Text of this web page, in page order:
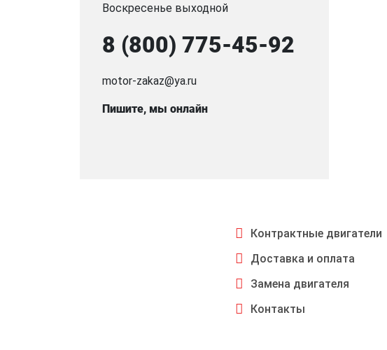
Воскресенье выходной
8 (800) 775-45-92
motor-zakaz@ya.ru
Пишите, мы онлайн
Контрактные двигатели
Доставка и оплата
Замена двигателя
Контакты